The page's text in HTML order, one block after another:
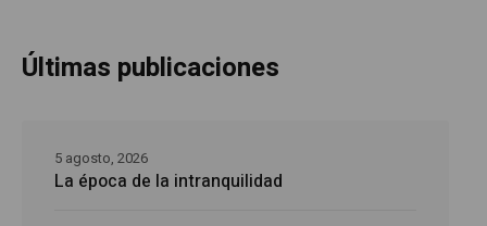
Últimas publicaciones
La época de la intranquilidad
5 agosto, 2026